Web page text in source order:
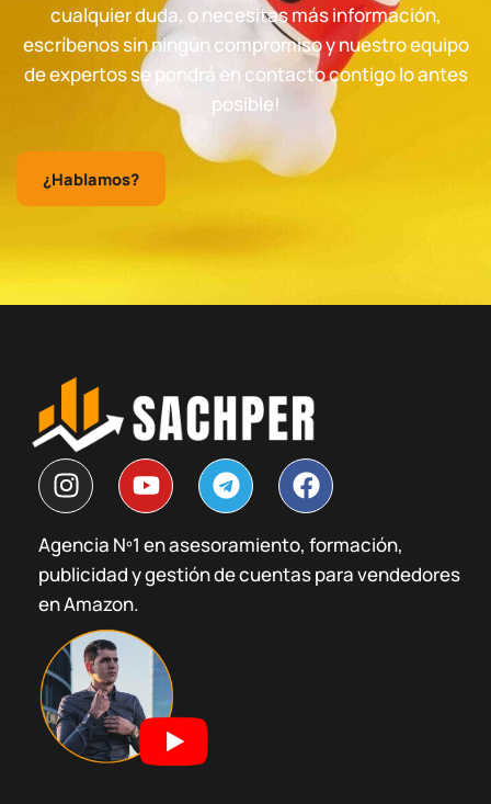
cualquier duda, o necesitas más información,
escríbenos sin ningún compromiso y nuestro equipo
de expertos se pondrá en contacto contigo lo antes
posible!
¿Hablamos?
I
n
s
t
a
g
r
a
m
Y
o
u
t
u
e
T
e
l
e
g
F
a
c
e
b
Agencia Nº1 en asesoramiento, formación,
publicidad y gestión de cuentas para vendedores
en Amazon.